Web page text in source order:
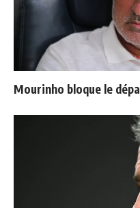
Mourinho bloque le